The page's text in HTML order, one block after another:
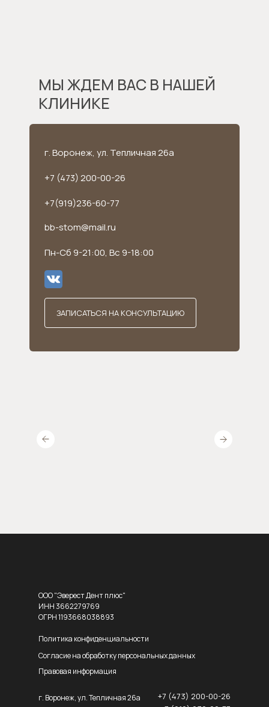
МЫ ЖДЕМ ВАС В НАШЕЙ
КЛИНИКЕ
г. Воронеж, ул. Тепличная 26а
bb-stom@mail.ru
Пн-Сб 9-21:00, Вс 9-18:00
+7 (473) 200-00-26
ЗАПИСАТЬСЯ НА КОНСУЛЬТАЦИЮ
+7(919)236-60-77
Политика конфиденциальности
Согласие на обработку персональных данных
Правовая информация
г. Воронеж, ул. Тепличная 26а
ООО "Эверест Дент плюс"
ИНН 3662279769
ОГРН 1193668038893
+7 (473) 200-00-26